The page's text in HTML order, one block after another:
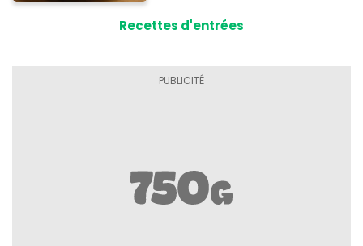
Recettes d'entrées